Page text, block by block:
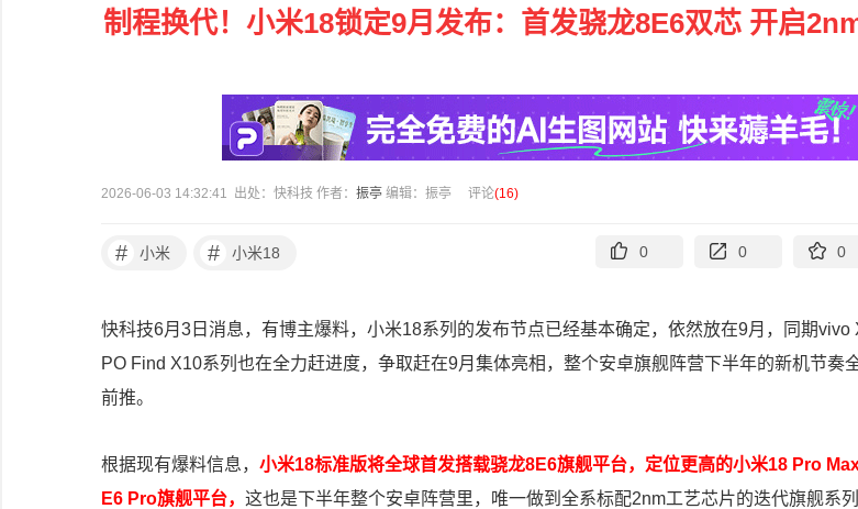
制程换代！小米18锁定9月发布：首发骁龙8E6双芯 开启
2026-06-03 14:32:41 出处：快科技 作者： 振亭 编辑：振亭 评论(16)
# 小米 # 小米18 0 0 0
快科技6月3日消息，有博主爆料，小米18系列的发布节点已经基本确定，依然放在9月，同期vivo
PO Find X10系列也在全力赶进度，争取赶在9月集体亮相，整个安卓旗舰阵营下半年的新机节奏
前推。
根据现有爆料信息， 小米18标准版将全球首发搭载骁龙8E6旗舰平台，定位更高的小米18 Pro
E6 Pro旗舰平台， 这也是下半年整个安卓阵营里，唯一做到全系标配2nm工艺芯片的迭代旗舰系列